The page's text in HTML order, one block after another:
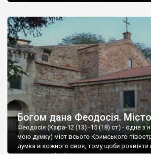
Богом дана Феодосія.
Феодосія (Кафа-12 (13) -15 (18) ст) - одне з
мою думку) міст всього Кримського
думка в кожного своя, тому щоби розвіяти